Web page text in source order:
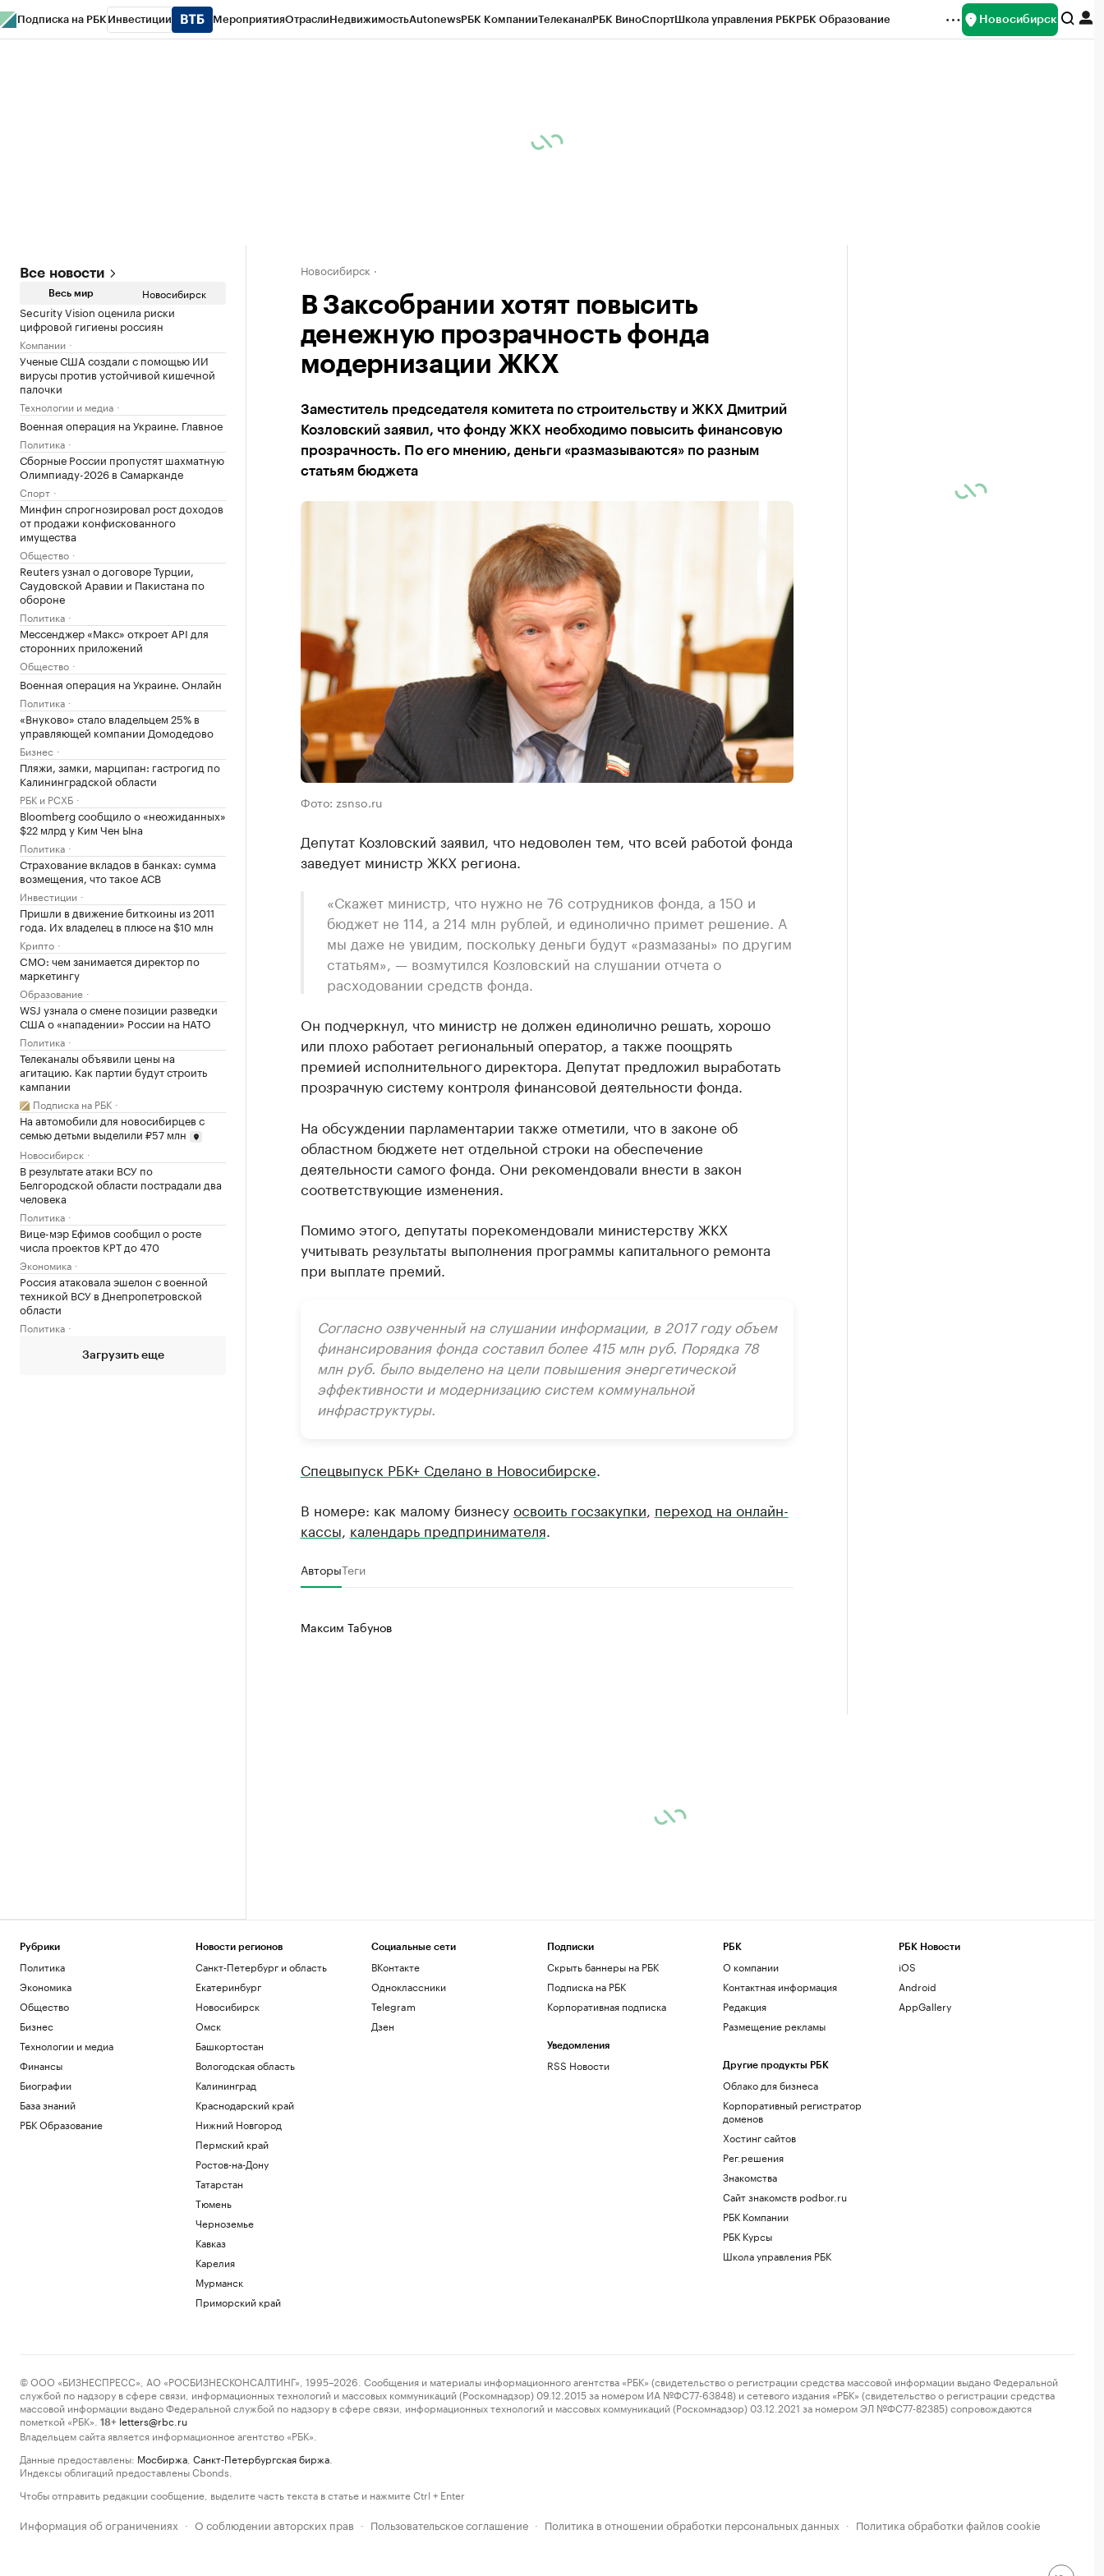
Подписка на РБК Инвестиции МероприятияОтраслиНедвижимостьAutonewsРБК КомпанииТелеканалРБК ВиноСпортШкола управления РБКРБК Образование Новосибирск
Все новости
Весь мир Новосибирск
Security Vision оценила риски
цифровой гигиены россиян
Компании
Ученые США создали с помощью ИИ
вирусы против устойчивой кишечной
палочки
Технологии и медиа
Военная операция на Украине. Главное
Политика
Сборные России пропустят шахматную
Олимпиаду-2026 в Самарканде
Спорт
Минфин спрогнозировал рост доходов
от продажи конфискованного
имущества
Общество
Reuters узнал о договоре Турции,
Саудовской Аравии и Пакистана по
обороне
Политика
Мессенджер «Макс» откроет API для
сторонних приложений
Общество
Военная операция на Украине. Онлайн
Политика
«Внуково» стало владельцем 25% в
управляющей компании Домодедово
Бизнес
Пляжи, замки, марципан: гастрогид по
Калининградской области
РБК и РСХБ
Bloomberg сообщило о «неожиданных»
$22 млрд у Ким Чен Ына
Политика
Страхование вкладов в банках: сумма
возмещения, что такое АСВ
Инвестиции
Пришли в движение биткоины из 2011
года. Их владелец в плюсе на $10 млн
Крипто
CMO: чем занимается директор по
маркетингу
Образование
WSJ узнала о смене позиции разведки
США о «нападении» России на НАТО
Политика
Телеканалы объявили цены на
агитацию. Как партии будут строить
кампании
Подписка на РБК
На автомобили для новосибирцев с
семью детьми выделили ₽57 млн
Новосибирск
В результате атаки ВСУ по
Белгородской области пострадали два
человека
Политика
Вице-мэр Ефимов сообщил о росте
числа проектов КРТ до 470
Экономика
Россия атаковала эшелон с военной
техникой ВСУ в Днепропетровской
области
Политика
Загрузить еще
Новосибирск
В Заксобрании хотят повысить
денежную прозрачность фонда
модернизации ЖКХ
Заместитель председателя комитета по строительству и ЖКХ Дмитрий
Козловский заявил, что фонду ЖКХ необходимо повысить финансовую
прозрачность. По его мнению, деньги «размазываются» по разным
статьям бюджета
Фото: zsnso.ru
Депутат Козловский заявил, что недоволен тем, что всей работой фонда
заведует министр ЖКХ региона.
«Скажет министр, что нужно не 76 сотрудников фонда, а 150 и
бюджет не 114, а 214 млн рублей, и единолично примет решение. А
мы даже не увидим, поскольку деньги будут «размазаны» по другим
статьям», — возмутился Козловский на слушании отчета о
расходовании средств фонда.
Он подчеркнул, что министр не должен единолично решать, хорошо
или плохо работает региональный оператор, а также поощрять
премией исполнительного директора.​ Депутат предложил выработать
прозрачную систему контроля финансовой деятельности фонда.
На обсуждении парламентарии также отметили, что в законе об
областном бюджете нет отдельной строки на обеспечение
деятельности самого фонда. Они рекомендовали внести в закон
соответствующие изменения.
Помимо этого, депутаты порекомендовали министерству ЖКХ
учитывать результаты выполнения программы капитального ремонта
при выплате премий.
Согласно озвученный на слушании информации, в 2017 году объем
финансирования фонда составил более 415 млн руб. Порядка 78
млн руб. было выделено на цели повышения энергетической
эффективности и модернизацию систем коммунальной
инфраструктуры.
Спецвыпуск РБК+ Сделано в Новосибирске
В номере: как малому бизнесуосвоить госзакупки переход на онлайн-
кассы календарь предпринимателя
АвторыТеги
Максим Табунов
Рубрики
Политика
Экономика
Общество
Бизнес
Технологии и медиа
Финансы
Биографии
База знаний
РБК Образование
Новости регионов
Санкт-Петербург и область
Екатеринбург
Новосибирск
Омск
Башкортостан
Вологодская область
Калининград
Краснодарский край
Нижний Новгород
Пермский край
Ростов-на-Дону
Татарстан
Тюмень
Черноземье
Кавказ
Карелия
Мурманск
Приморский край
Социальные сети
ВКонтакте
Одноклассники
Telegram
Дзен
Подписки
Скрыть баннеры на РБК
Подписка на РБК
Корпоративная подписка
Уведомления
RSS Новости
РБК
О компании
Контактная информация
Редакция
Размещение рекламы
Другие продукты РБК
Облако для бизнеса
Корпоративный регистратор
доменов
Хостинг сайтов
Рег.решения
Знакомства
Сайт знакомств podbor.ru
РБК Компании
РБК Курсы
Школа управления РБК
РБК Новости
iOS
Android
AppGallery
© ООО «БИЗНЕСПРЕСС», АО «РОСБИЗНЕСКОНСАЛТИНГ», 1995–2026. Сообщения и материалы информационного агентства «РБК» (свидетельство о регистрации средства массовой информации выдано Федеральной
службой по надзору в сфере связи, информационных технологий и массовых коммуникаций (Роскомнадзор) 09.12.2015 за номером ИА №ФС77-63848) и сетевого издания «РБК» (свидетельство о регистрации средства
массовой информации выдано Федеральной службой по надзору в сфере связи, информационных технологий и массовых коммуникаций (Роскомнадзор) 03.12.2021 за номером ЭЛ №ФС77-82385) сопровождаются
пометкой «РБК».
18+ letters@rbc.ru
Владельцем сайта является информационное агентство «РБК».
Данные предоставлены: Мосбиржа Санкт-Петербургская биржа
Индексы облигаций предоставлены Cbonds.
Чтобы отправить редакции сообщение, выделите часть текста в статье и нажмите Ctrl + Enter
Информация об ограничениях · О соблюдении авторских прав · Пользовательское соглашение · Политика в отношении обработки персональных данных · Политика обработки файлов cookie